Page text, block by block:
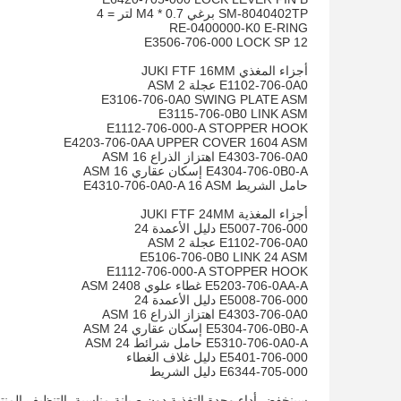
SM-8040402TP برغي M4 * 0.7 لتر = 4
RE-0400000-K0 E-RING
E3506-706-000 LOCK SP 12
أجزاء المغذي JUKI FTF 16MM
E1102-706-0A0 عجلة 2 ASM
E3106-706-0A0 SWING PLATE ASM
E3115-706-0B0 LINK ASM
E1112-706-000-A STOPPER HOOK
E4203-706-0AA UPPER COVER 1604 ASM
E4303-706-0A0 اهتزاز الذراع 16 ASM
E4304-706-0B0-A إسكان عقاري 16 ASM
حامل الشريط E4310-706-0A0-A 16 ASM
أجزاء المغذية JUKI FTF 24MM
E5007-706-000 دليل الأعمدة 24
E1102-706-0A0 عجلة 2 ASM
E5106-706-0B0 LINK 24 ASM
E1112-706-000-A STOPPER HOOK
E5203-706-0AA-A غطاء علوي 2408 ASM
E5008-706-000 دليل الأعمدة 24
E4303-706-0A0 اهتزاز الذراع 16 ASM
E5304-706-0B0-A إسكان عقاري 24 ASM
E5310-706-0A0-A حامل شرائط 24 ASM
E5401-706-000 دليل غلاف الغطاء
E6344-705-000 دليل الشريط